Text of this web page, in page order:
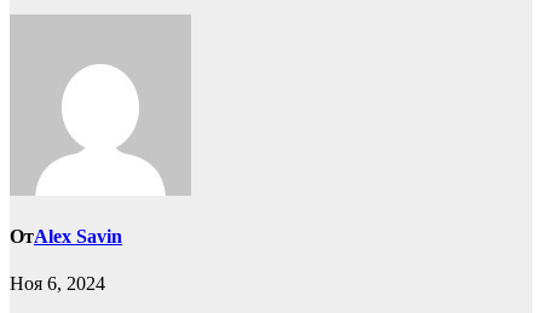
ОтAlex Savin
Ноя 6, 2024